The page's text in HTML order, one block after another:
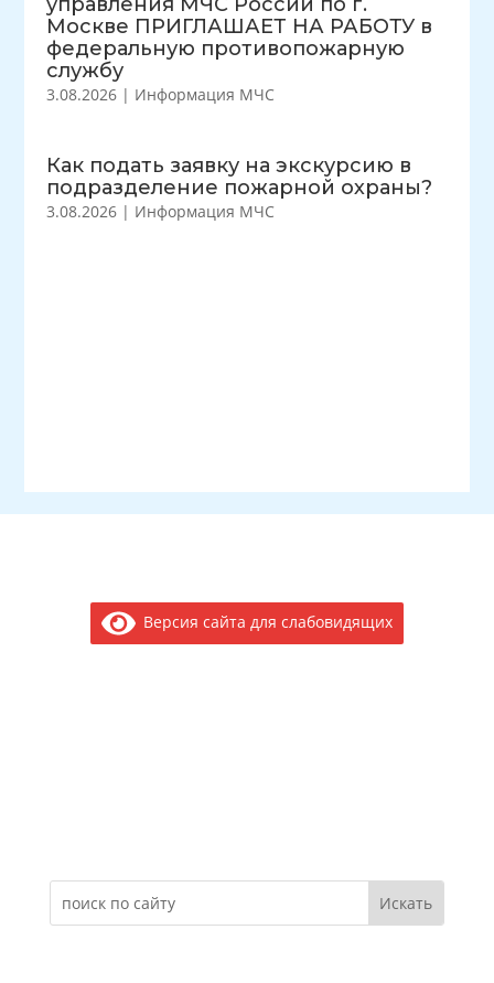
Москве ПРИГЛАШАЕТ НА РАБОТУ в
федеральную противопожарную
службу
3.08.2026 | Информация МЧС
Как подать заявку на экскурсию в
подразделение пожарной охраны?
3.08.2026 | Информация МЧС
Версия сайта для слабовидящих